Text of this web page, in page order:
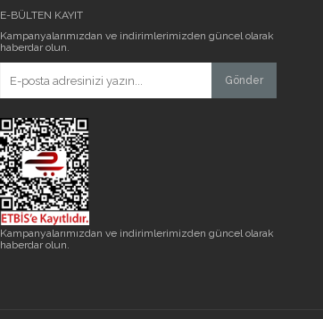
E-BÜLTEN KAYIT
Kampanyalarımızdan ve indirimlerimizden güncel olarak
haberdar olun.
Gönder
Kampanyalarımızdan ve indirimlerimizden güncel olarak
haberdar olun.